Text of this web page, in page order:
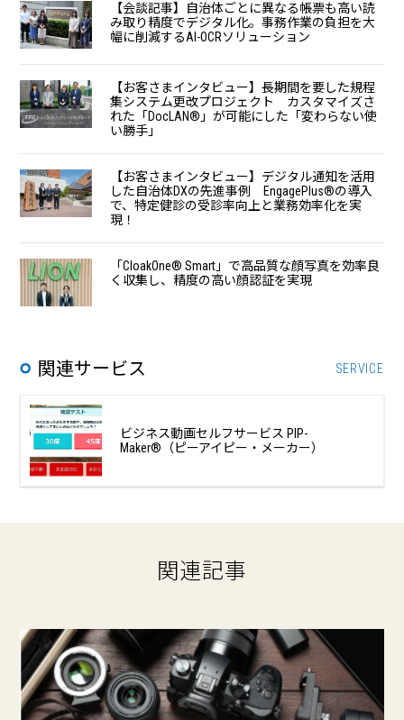
【会談記事】自治体ごとに異なる帳票も高い読
み取り精度でデジタル化。事務作業の負担を大
幅に削減するAI-OCRソリューション
【お客さまインタビュー】長期間を要した規程
集システム更改プロジェクト カスタマイズさ
れた「DocLAN®」が可能にした「変わらない使
い勝手」
【お客さまインタビュー】デジタル通知を活用
した自治体DXの先進事例 EngagePlus®の導入
で、特定健診の受診率向上と業務効率化を実
現！
「CloakOne®︎ Smart」で高品質な顔写真を効率良
く収集し、精度の高い顔認証を実現
関連サービス SERVICE
ビジネス動画セルフサービス PIP-
Maker®（ピーアイピー・メーカー）
関連記事